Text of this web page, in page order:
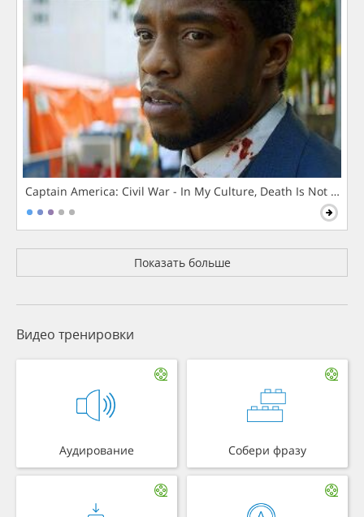
Captain America: Civil War - In My Culture, Death Is Not The
Показать больше
Видео тренировки
Аудирование Собери фразу